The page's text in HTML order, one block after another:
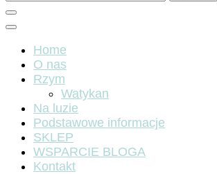
Home
O nas
Rzym
Watykan
Na luzie
Podstawowe informacje
SKLEP
WSPARCIE BLOGA
Kontakt